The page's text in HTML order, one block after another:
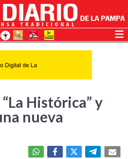
Histórica” y
nueva